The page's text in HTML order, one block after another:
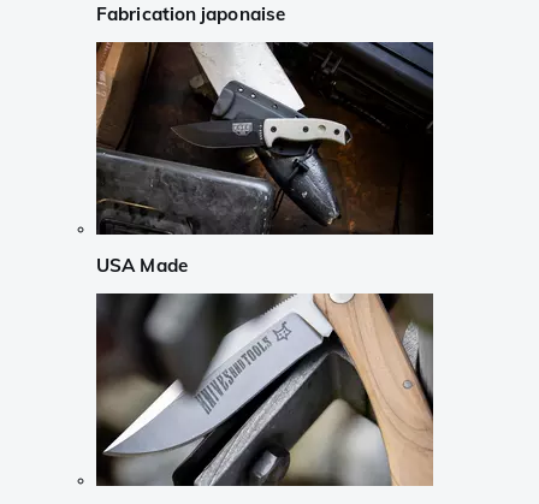
Fabrication japonaise
USA Made